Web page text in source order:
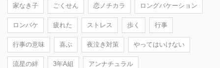
家なき子 ごくせん 恋ノチカラ ロングバケーション
ロンバケ 疲れた ストレス 歩く 行事
行事の意味 喜ぶ 夜泣き対策 やってはいけない
流星の絆 3年A組 アンナチュラル